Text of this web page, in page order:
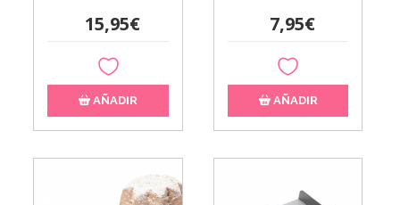
15,95€
AÑADIR
7,95€
AÑADIR